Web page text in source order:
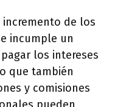
de los
incumple un
los intereses
que también
y comisiones